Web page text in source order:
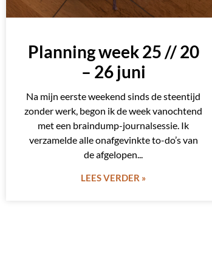
Planning week 25 // 20
– 26 juni
Na mijn eerste weekend sinds de steentijd
zonder werk, begon ik de week vanochtend
met een braindump-journalsessie. Ik
verzamelde alle onafgevinkte to-do’s van
de afgelopen
LEES VERDER »